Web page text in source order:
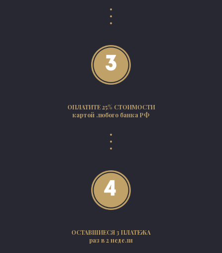
ОПЛАТИТЕ 25% СТОИМОСТИ
картой любого банка РФ
ОСТАВШИЕСЯ 3 ПЛАТЕЖА
раз в 2 недели